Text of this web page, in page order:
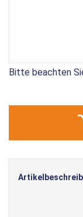
Bitte beachten